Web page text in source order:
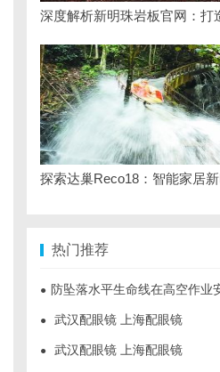
热门推荐
● 防坠落水平生命线在高空作业安全中的关
● 武汉配眼镜 上海配眼镜
● 武汉配眼镜 上海配眼镜